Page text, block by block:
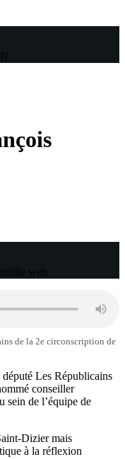
web
de la 2e circonscription de
Les Républicains
conseiller
sein de l’équipe de
Dizier mais
à la réflexion